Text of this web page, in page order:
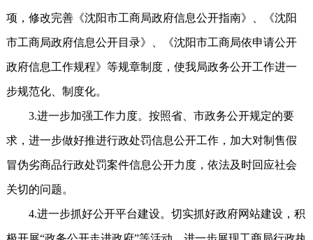
项，修改完善《沈阳市工商局政府信息公开指南》、《沈阳
市工商局政府信息公开目录》、《沈阳市工商局依申请公开
政府信息工作规程》等规章制度，使我局政务公开工作进一
步规范化、制度化。
3.进一步加强工作力度。按照省、市政务公开规定的要
求，进一步做好推进行政处罚信息公开工作，加大对制售假
冒伪劣商品行政处罚案件信息公开力度，依法及时回应社会
关切的问题。
4.进一步抓好公开平台建设。切实抓好政府网站建设，积